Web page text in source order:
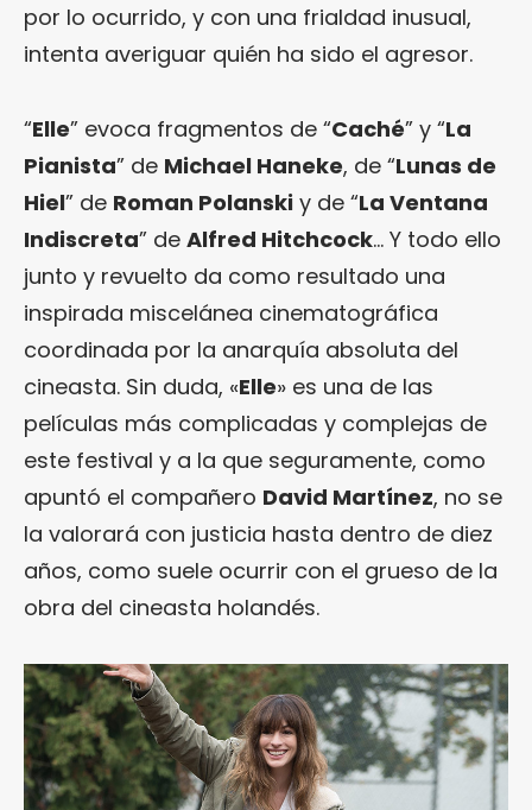
por lo ocurrido, y con una frialdad inusual,
intenta averiguar quién ha sido el agresor.
“Elle” evoca fragmentos de “Caché” y “La
Pianista” de Michael Haneke, de “Lunas de
Hiel” de Roman Polanski y de “La Ventana
Indiscreta” de Alfred Hitchcock… Y todo ello
junto y revuelto da como resultado una
inspirada miscelánea cinematográfica
coordinada por la anarquía absoluta del
cineasta. Sin duda, «Elle» es una de las
películas más complicadas y complejas de
este festival y a la que seguramente, como
apuntó el compañero David Martínez, no se
la valorará con justicia hasta dentro de diez
años, como suele ocurrir con el grueso de la
obra del cineasta holandés.